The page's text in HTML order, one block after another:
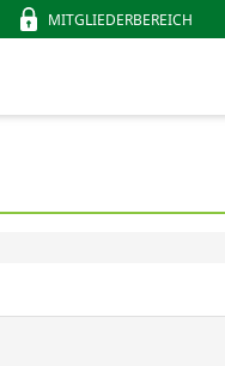
MITGLIEDERBEREICH